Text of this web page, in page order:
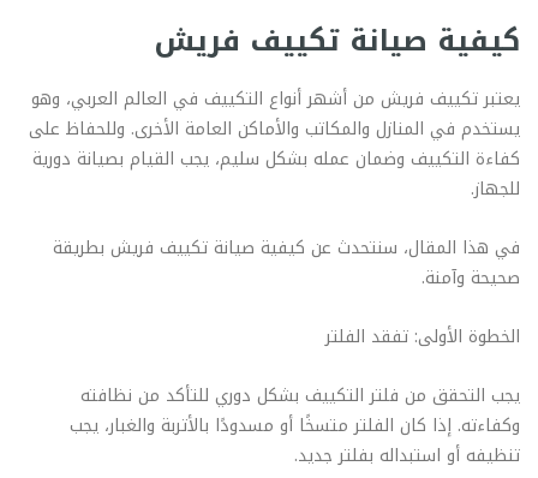
كيفية صيانة تكييف فريش
يعتبر تكييف فريش من أشهر أنواع التكييف في العالم العربي، وهو
يستخدم في المنازل والمكاتب والأماكن العامة الأخرى. وللحفاظ على
كفاءة التكييف وضمان عمله بشكل سليم، يجب القيام بصيانة دورية
للجهاز.
في هذا المقال، سنتحدث عن كيفية صيانة تكييف فريش بطريقة
صحيحة وآمنة.
الخطوة الأولى: تفقد الفلتر
يجب التحقق من فلتر التكييف بشكل دوري للتأكد من نظافته
وكفاءته. إذا كان الفلتر متسخًا أو مسدودًا بالأتربة والغبار، يجب
تنظيفه أو استبداله بفلتر جديد.